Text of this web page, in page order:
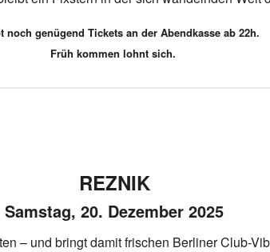
noch genügend Tickets an der Abendkasse ab 22h.
Früh kommen lohnt sich.
REZNIK
Samstag, 20. Dezember 2025
– und bringt damit frischen Berliner Club-